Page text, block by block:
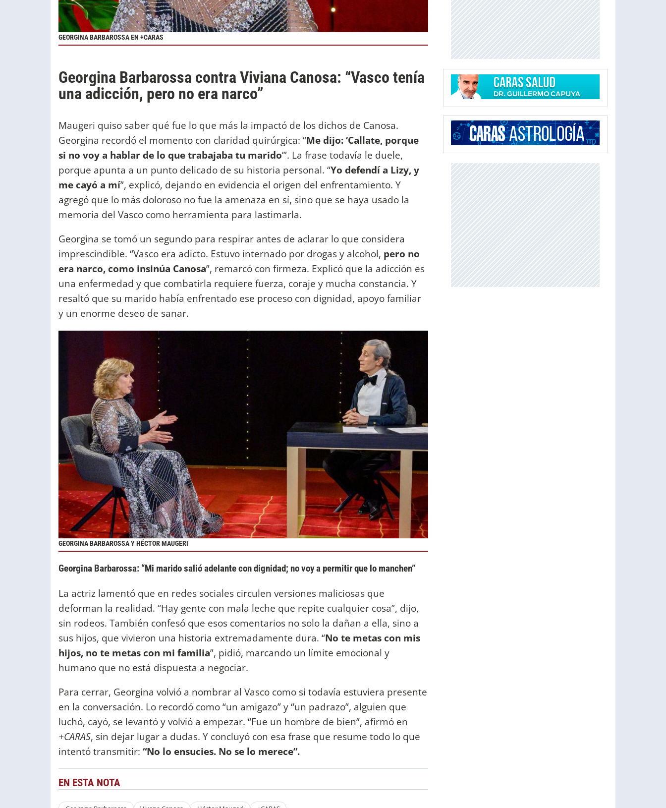
GEORGINA BARBAROSSA EN +CARAS
Georgina Barbarossa contra Viviana Canosa: “Vasco tenía
una adicción, pero no era narco”
Maugeri quiso saber qué fue lo que más la impactó de los dichos de Canosa.
Georgina recordó el momento con claridad quirúrgica: “Me dijo: ‘Callate, porque
si no voy a hablar de lo que trabajaba tu marido’”. La frase todavía le duele,
porque apunta a un punto delicado de su historia personal. “Yo defendí a Lizy, y
me cayó a mí”, explicó, dejando en evidencia el origen del enfrentamiento. Y
agregó que lo más doloroso no fue la amenaza en sí, sino que se haya usado la
memoria del Vasco como herramienta para lastimarla.
Georgina se tomó un segundo para respirar antes de aclarar lo que considera
imprescindible. “Vasco era adicto. Estuvo internado por drogas y alcohol, pero no
era narco, como insinúa Canosa”, remarcó con firmeza. Explicó que la adicción es
una enfermedad y que combatirla requiere fuerza, coraje y mucha constancia. Y
resaltó que su marido había enfrentado ese proceso con dignidad, apoyo familiar
y un enorme deseo de sanar.
GEORGINA BARBAROSSA Y HÉCTOR MAUGERI
Georgina Barbarossa: “Mi marido salió adelante con dignidad; no voy a permitir que lo manchen”
La actriz lamentó que en redes sociales circulen versiones maliciosas que
deforman la realidad. “Hay gente con mala leche que repite cualquier cosa”, dijo,
sin rodeos. También confesó que esos comentarios no solo la dañan a ella, sino a
sus hijos, que vivieron una historia extremadamente dura. “No te metas con mis
hijos, no te metas con mi familia”, pidió, marcando un límite emocional y
humano que no está dispuesta a negociar.
Para cerrar, Georgina volvió a nombrar al Vasco como si todavía estuviera presente
en la conversación. Lo recordó como “un amigazo” y “un padrazo”, alguien que
luchó, cayó, se levantó y volvió a empezar. “Fue un hombre de bien”, afirmó en
+CARAS, sin dejar lugar a dudas. Y concluyó con esa frase que resume todo lo que
intentó transmitir: “No lo ensucies. No se lo merece”.
EN ESTA NOTA